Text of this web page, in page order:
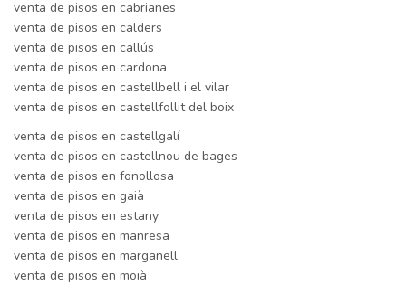
venta de pisos en cabrianes
venta de pisos en calders
venta de pisos en callús
venta de pisos en cardona
venta de pisos en castellbell i el vilar
venta de pisos en castellfollit del boix
venta de pisos en castellgalí
venta de pisos en castellnou de bages
venta de pisos en fonollosa
venta de pisos en gaià
venta de pisos en estany
venta de pisos en manresa
venta de pisos en marganell
venta de pisos en moià